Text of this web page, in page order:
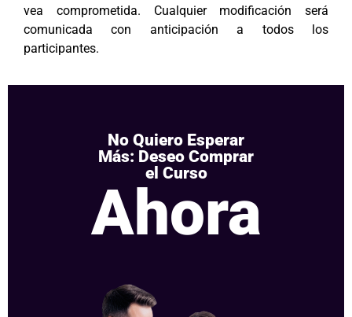
vea comprometida. Cualquier modificación será
comunicada con anticipación a todos los
participantes.
No Quiero Esperar
Más: Deseo Comprar
el Curso
Ahora